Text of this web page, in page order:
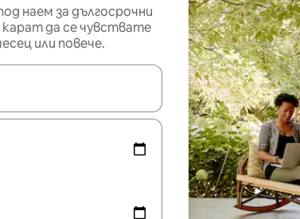
наем за дългосрочни
да се чувствате
или повече.
се покажат, използвайте клавишите със стрелки